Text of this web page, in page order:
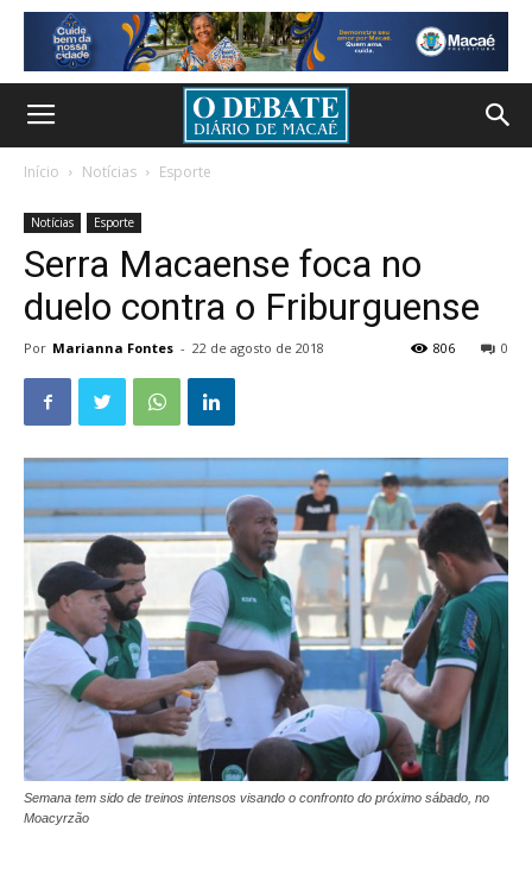
Início Notícias Esporte
Notícias Esporte
Serra Macaense foca no
duelo contra o Friburguense
Por Marianna Fontes - 22 de agosto de 2018 0
806
Semana tem sido de treinos intensos visando o confronto do próximo sábado, no
Moacyrzão